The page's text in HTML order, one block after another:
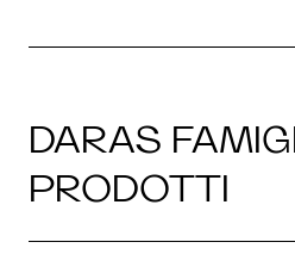
DARAS
PRODOTTI